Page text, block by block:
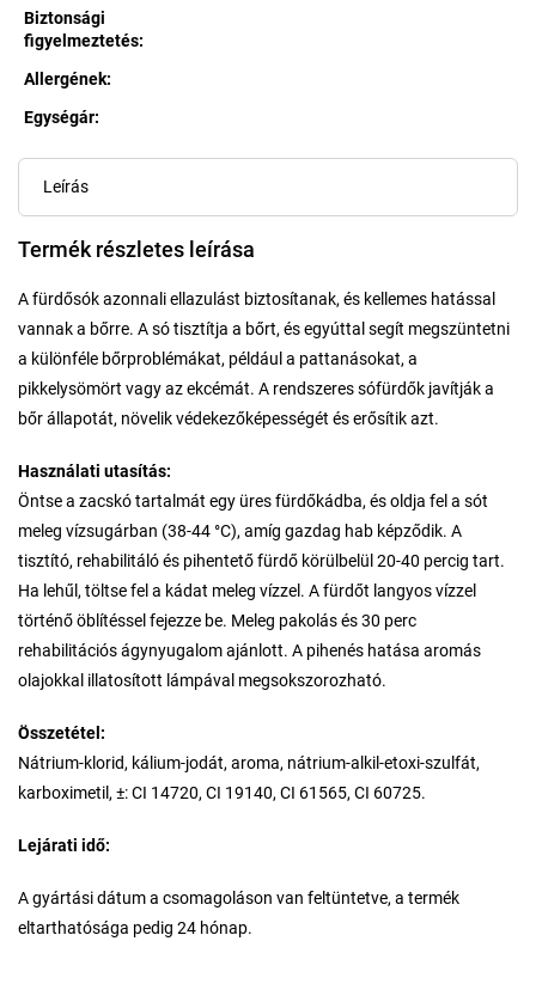
Biztonsági
figyelmeztetés:
Allergének:
Egységár:
Leírás
Termék részletes leírása
A fürdősók azonnali ellazulást biztosítanak, és kellemes hatással
vannak a bőrre. A só tisztítja a bőrt, és egyúttal segít megszüntetni
a különféle bőrproblémákat, például a pattanásokat, a
pikkelysömört vagy az ekcémát. A rendszeres sófürdők javítják a
bőr állapotát, növelik védekezőképességét és erősítik azt.
Használati utasítás:
Öntse a zacskó tartalmát egy üres fürdőkádba, és oldja fel a sót
meleg vízsugárban (38-44 °C), amíg gazdag hab képződik. A
tisztító, rehabilitáló és pihentető fürdő körülbelül 20-40 percig tart.
Ha lehűl, töltse fel a kádat meleg vízzel. A fürdőt langyos vízzel
történő öblítéssel fejezze be. Meleg pakolás és 30 perc
rehabilitációs ágynyugalom ajánlott. A pihenés hatása aromás
olajokkal illatosított lámpával megsokszorozható.
Összetétel:
Nátrium-klorid, kálium-jodát, aroma, nátrium-alkil-etoxi-szulfát,
karboximetil, ±: CI 14720, CI 19140, CI 61565, CI 60725.
Lejárati idő:
A gyártási dátum a csomagoláson van feltüntetve, a termék
eltarthatósága pedig 24 hónap.